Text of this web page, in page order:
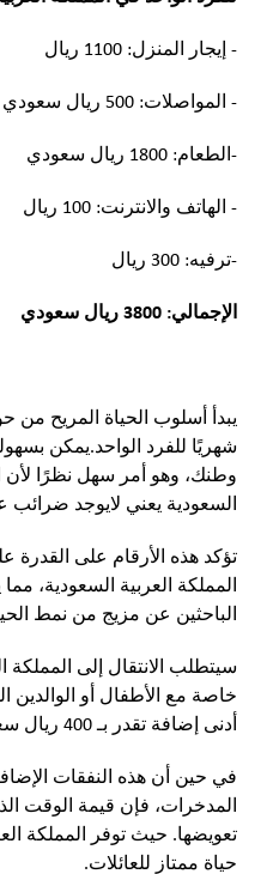
- إيجار المنزل: 1100 ريال
- المواصلات: 500 ريال سعودي
-الطعام: 1800 ريال سعودي
- الهاتف والانترنت: 100 ريال
-ترفيه: 300 ريال
الإجمالي: 3800 ريال سعودي
شهريًا للفرد الواحد.يمكن
وطنك، وهو أمر سهل نظرًا لأن
السعودية يعني لايوجد ضرائب
تؤكد هذه الأرقام على
المملكة العربية السعودية،
الباحثين عن مزيج من نمط
سيتطلب الانتقال إلى المملكة
خاصة مع الأطفال أو الوالدين
أدنى إضافة تقدر بـ 400 ريال سعودي للفرد شهريًا.
في حين أن هذه النفقات
المدخرات، فإن قيمة الوقت
تعويضها. حيث توفر المملكة
حياة ممتاز للعائلات.